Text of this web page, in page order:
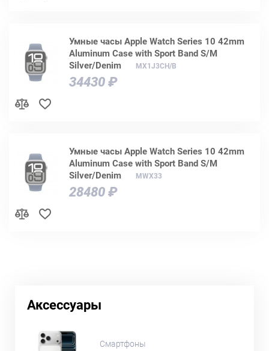
Умные часы Apple Watch Series 10 42mm
Aluminum Case with Sport Band S/M
Silver/Denim
MX1J3CH/B
34430 ₽
Умные часы Apple Watch Series 10 42mm
Aluminum Case with Sport Band S/M
Silver/Denim
MWX33
28480 ₽
Аксессуары
Смартфоны